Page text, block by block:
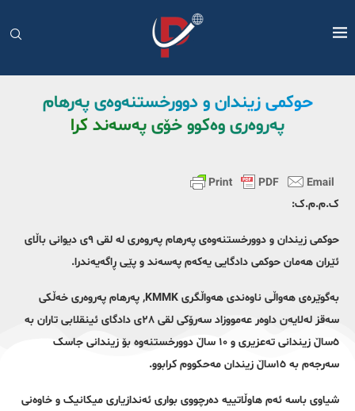
حوکمی زیندان و دوورخستنەوەی پەرهام
پەروەری وەکوو خۆی پەسەند کرا
ک.م.م.ک:
حوکمی زیندان و دوورخستنەوەی پەرهام پەروەری لە لقی ٩ی دیوانی باڵای
ئێران هەمان حوکمی دادگایی یەکەم پەسەند و پێی ڕاگەیەندرا.
بەگوێرەی هەواڵی ناوەندی هەواڵگری KMMK, پەرهام پەروەری خەڵکی
سەقز لەلایەن داوەر عەمووزاد سەرۆکی لقی ٢٨ی دادگای ئینقلابی تاران بە
٥ساڵ زیندانی تەعزیری و ١٠ ساڵ دوورخستنەوە بۆ زیندانی جاسک
سەرجەم بە ١٥ساڵ زیندان مەحکووم کرابوو.
شیاوی باسە ئەم هاوڵاتییە دەرچووی بواری ئەندازیاری میکانیک و خاوەنی